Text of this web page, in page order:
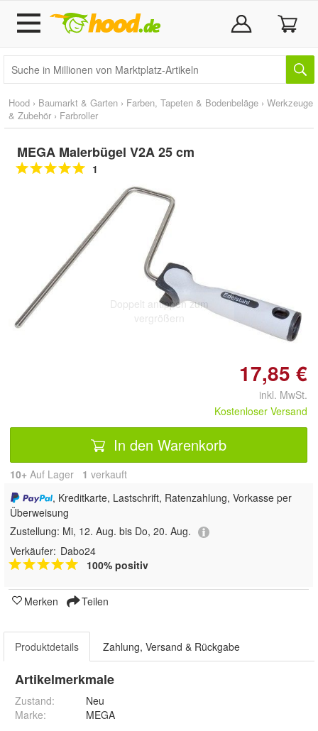
Hood › Baumarkt & Garten › Farben, Tapeten & Bodenbeläge › Werkzeuge
& Zubehör › Farbroller
MEGA Malerbügel V2A 25 cm
1
Doppelt antippen zum
vergrößern
17,85 €
inkl. MwSt.
Kostenloser Versand
In den Warenkorb
10+ Auf Lager 1 verkauft
, Kreditkarte, Lastschrift, Ratenzahlung, Vorkasse per
Überweisung
Zustellung: Mi, 12. Aug. bis Do, 20. Aug.
Verkäufer: Dabo24
100% positiv
Merken Teilen
Produktdetails Zahlung, Versand & Rückgabe
Artikelmerkmale
Zustand:
Neu
Marke:
MEGA